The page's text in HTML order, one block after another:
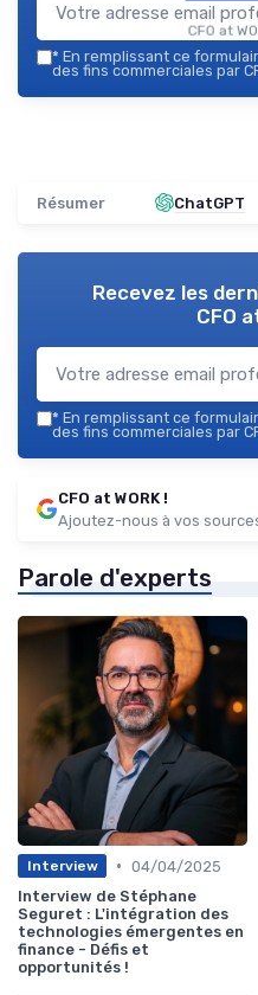
CFO at
* En remplissant ce
des fins commerciales par
Résumer ChatGPT
Recevez les
CFO
* En remplissant ce
des fins commerciales par
CFO at WORK !
Ajoutez-nous à vos
Parole d'experts
Interview • 04/04/2025
Interview de Stéphane
Seguret : L'intégration des
technologies émergentes en
finance - Défis et
opportunités !